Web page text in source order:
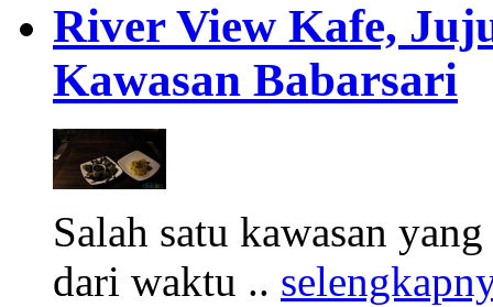
River View Kafe,
Kawasan Babarsari
Salah satu kawasan
dari waktu ..